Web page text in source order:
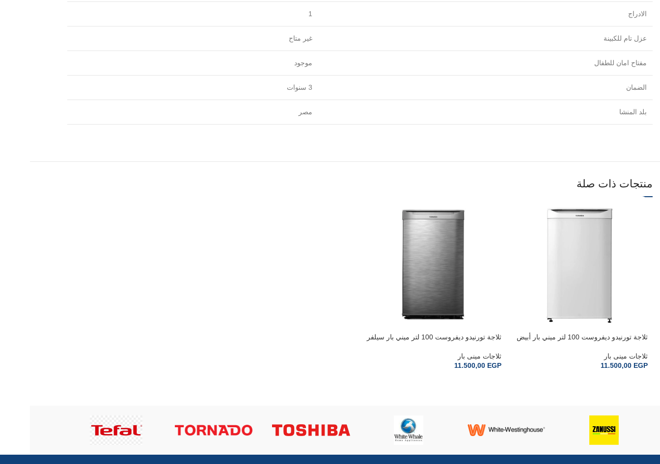
الادراج 1
عزل تام للكبينة غير متاح
مفتاح امان للطفال موجود
الضمان 3 سنوات
بلد المنشا مصر
منتجات ذات صلة
ثلاجة تورنيدو ديفروست 100 لتر ميني بار أبيض
ثلاجات مينى بار
11.500,00 EGP
ثلاجة تورنيدو ديفروست 100 لتر ميني بار سيلفر
ثلاجات مينى بار
11.500,00 EGP